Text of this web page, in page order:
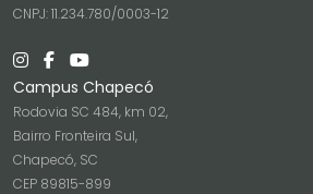
CNPJ: 11.234.780/0003-12
Campus Chapecó
Rodovia SC 484, km 02,
Bairro Fronteira Sul,
Chapecó, SC
CEP 89815-899